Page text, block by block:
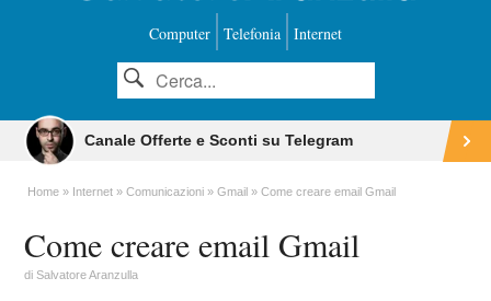
Computer Telefonia Internet
Canale Offerte e Sconti su Telegram
Home Internet Comunicazioni Gmail Come creare email Gmail
Come creare email Gmail
diSalvatore Aranzulla